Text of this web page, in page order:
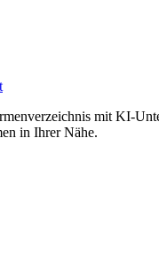
mit KI-
in Ihrer Nähe.